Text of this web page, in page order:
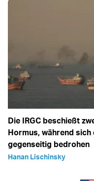
Die IRGC beschießt
Hormus, während
gegenseitig bedrohen
Hanan Lischinsky